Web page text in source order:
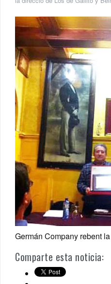
Germán Company rebent
Comparte esta noticia: